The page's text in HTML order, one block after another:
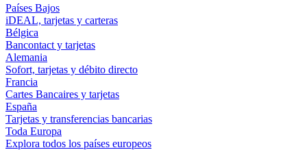
Países Bajos
iDEAL, tarjetas y carteras
Bélgica
Bancontact y tarjetas
Alemania
Sofort, tarjetas y débito directo
Francia
Cartes Bancaires y tarjetas
España
Tarjetas y transferencias bancarias
Toda Europa
Explora todos los países europeos